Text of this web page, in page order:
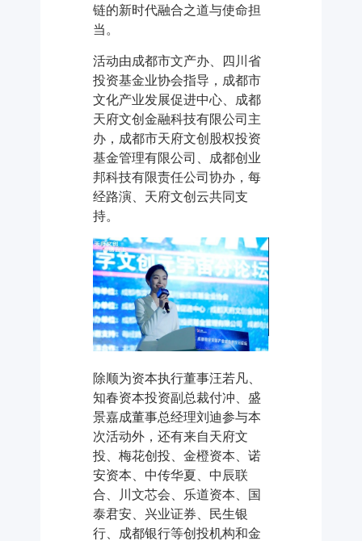
链的新时代融合之道与使命担
当。
活动由成都市文产办、四川省
投资基金业协会指导，成都市
文化产业发展促进中心、成都
天府文创金融科技有限公司主
办，成都市天府文创股权投资
基金管理有限公司、成都创业
邦科技有限责任公司协办，每
经路演、天府文创云共同支
持。
除顺为资本执行董事汪若凡、
知春资本投资副总裁付冲、盛
景嘉成董事总经理刘迪参与本
次活动外，还有来自天府文
投、梅花创投、金橙资本、诺
安资本、中传华夏、中辰联
合、川文芯会、乐道资本、国
泰君安、兴业证券、民生银
行、成都银行等创投机构和金